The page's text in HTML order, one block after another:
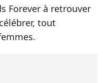
Forever à retrouver
tout